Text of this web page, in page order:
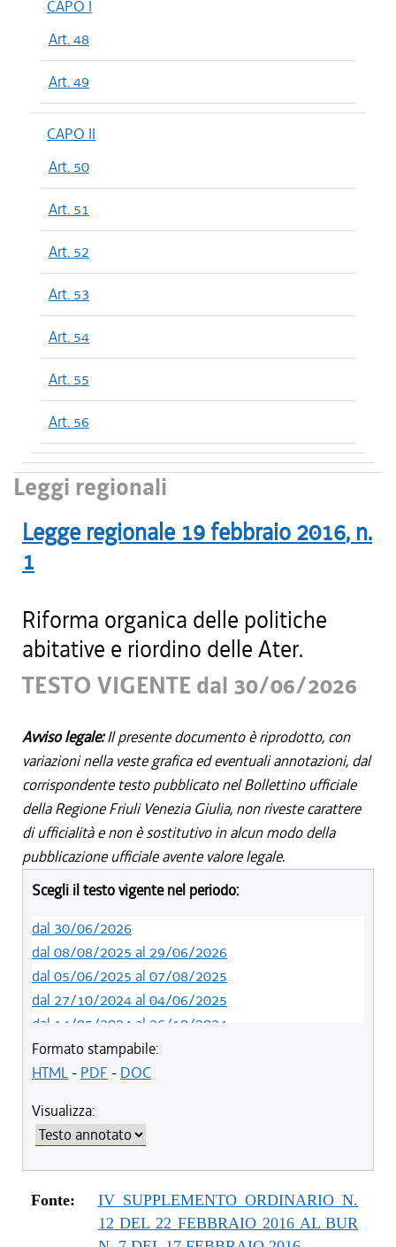
CAPO I
Art. 48
Art. 49
CAPO II
Art. 50
Art. 51
Art. 52
Art. 53
Art. 54
Art. 55
Art. 56
Leggi regionali
Legge regionale 19 febbraio 2016, n.
1
Riforma organica delle politiche
abitative e riordino delle Ater.
TESTO VIGENTE dal 30/06/2026
Avviso legale:Il presente documento è riprodotto, con
variazioni nella veste grafica ed eventuali annotazioni, dal
corrispondente testo pubblicato nel Bollettino ufficiale
della Regione Friuli Venezia Giulia, non riveste carattere
di ufficialità e non è sostitutivo in alcun modo della
pubblicazione ufficiale avente valore legale.
Scegli il testo vigente nel periodo:
dal 30/06/2026
dal 08/08/2025 al 29/06/2026
dal 05/06/2025 al 07/08/2025
dal 27/10/2024 al 04/06/2025
dal 14/05/2024 al 26/10/2024
dal 09/04/2024 al 13/05/2024
dal 15/02/2024 al 08/04/2024
dal 01/01/2021 al 31/12/2023
dal 10/08/2019 al 31/12/2020
dal 11/07/2019 al 09/08/2019
dal 01/05/2019 al 10/07/2019
dal 08/11/2018 al 30/04/2019
dal 29/03/2018 al 07/11/2018
Formato stampabile:
HTML- PDF - DOC
Visualizza:
Fonte:
IV SUPPLEMENTO ORDINARIO N.
12 DEL 22 FEBBRAIO 2016 AL BUR